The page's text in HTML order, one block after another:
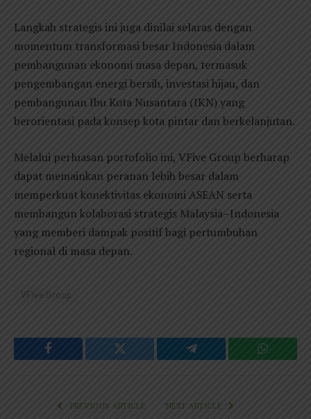
Langkah strategis ini juga dinilai selaras dengan
momentum transformasi besar Indonesia dalam
pembangunan ekonomi masa depan, termasuk
pengembangan energi bersih, investasi hijau, dan
pembangunan Ibu Kota Nusantara (IKN) yang
berorientasi pada konsep kota pintar dan berkelanjutan.
Melalui perluasan portofolio ini, VFive Group berharap
dapat memainkan peranan lebih besar dalam
memperkuat konektivitas ekonomi ASEAN serta
membangun kolaborasi strategis Malaysia–Indonesia
yang memberi dampak positif bagi pertumbuhan
regional di masa depan.
VFive Group
Facebook Twitter Telegram
PREVIOUS ARTICLE NEXT ARTICLE